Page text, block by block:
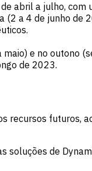
abril a julho,
a 4 de junho
e no outono
de 2023.
futuros,
de